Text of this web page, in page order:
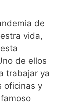
de
vida,
de ellos
trabajar ya
oficinas y